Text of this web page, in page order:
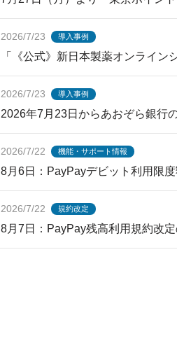
2026/7/23 導入事例
「《公式》新日本製薬オンライン
2026/7/23 導入事例
2026年7月23日からあおぞら銀行
2026/7/22 機能・サポート情報
8月6日：PayPayデビット利用限
2026/7/22 規約改定
8月7日：PayPay残高利用規約改